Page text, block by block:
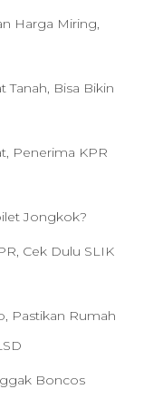
Harga Miring,
Tanah, Bisa Bikin
Penerima KPR
Jongkok?
Cek Dulu SLIK
Pastikan Rumah
Boncos